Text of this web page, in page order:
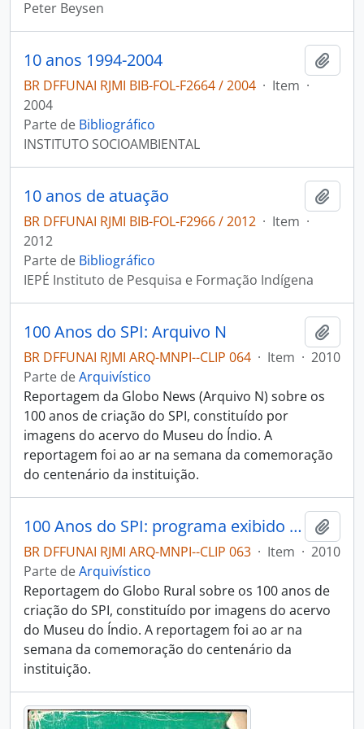
Peter Beysen
10 anos 1994-2004
BR DFFUNAI RJMI BIB-FOL-F2664 / 2004 · Item ·
2004
Parte de Bibliográfico
INSTITUTO SOCIOAMBIENTAL
10 anos de atuação
BR DFFUNAI RJMI BIB-FOL-F2966 / 2012 · Item ·
2012
Parte de Bibliográfico
IEPÉ Instituto de Pesquisa e Formação Indígena
100 Anos do SPI: Arquivo N
BR DFFUNAI RJMI ARQ-MNPI--CLIP 064 · Item · 2010
Parte deArquivístico
Reportagem da Globo News (Arquivo N) sobre os
100 anos de criação do SPI, constituído por
imagens do acervo do Museu do Índio. A
reportagem foi ao ar na semana da comemoração
do centenário da instituição.
100 Anos do SPI: programa exibido no Globo Rural
BR DFFUNAI RJMI ARQ-MNPI--CLIP 063 · Item · 2010
Parte deArquivístico
Reportagem do Globo Rural sobre os 100 anos de
criação do SPI, constituído por imagens do acervo
do Museu do Índio. A reportagem foi ao ar na
semana da comemoração do centenário da
instituição.